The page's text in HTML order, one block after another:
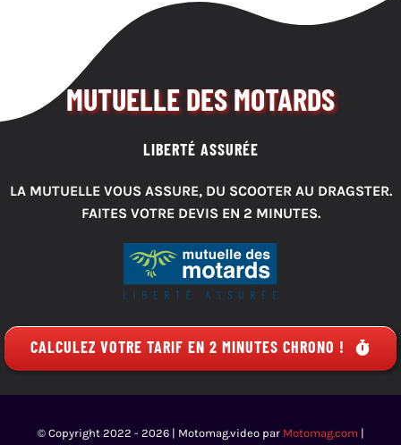
MUTUELLE DES MOTARDS
LIBERTÉ ASSURÉE
LA MUTUELLE VOUS ASSURE, DU SCOOTER AU DRAGSTER.
FAITES VOTRE DEVIS EN 2 MINUTES.
CALCULEZ VOTRE TARIF EN 2 MINUTES CHRONO !
© Copyright 2022 - 2026 | Motomag.video par Motomag.com |